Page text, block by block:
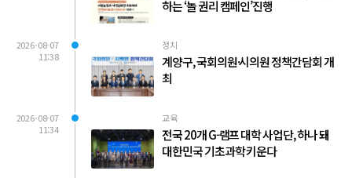
하는 ‘놀 권리 캠페인’진행
2026-08-07
11:38
정치
계양구, 국회의원·시의원 정책간담회 개
최
2026-08-07
11:34
교육
전국 20개 G-램프 대학 사업단, 하나 돼
대한민국 기초과학 키운다